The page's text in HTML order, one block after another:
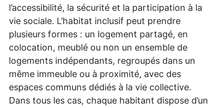
l’accessibilité, la sécurité et la participation à la
vie sociale. L’habitat inclusif peut prendre
plusieurs formes : un logement partagé, en
colocation, meublé ou non un ensemble de
logements indépendants, regroupés dans un
même immeuble ou à proximité, avec des
espaces communs dédiés à la vie collective.
Dans tous les cas, chaque habitant dispose d’un